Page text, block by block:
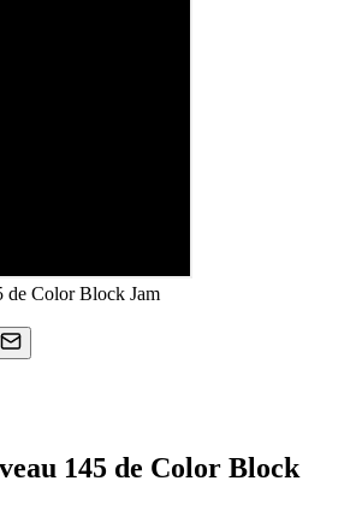
de Color Block Jam
145 de Color Block